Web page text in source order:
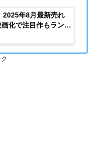
2025年8月最新売れ
化で注目作もランク